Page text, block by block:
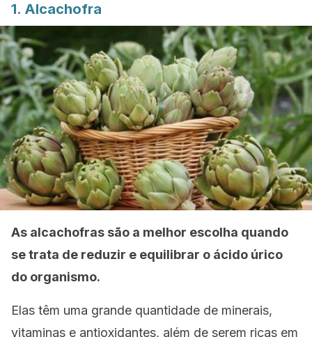
1. Alcachofra
As alcachofras são a melhor escolha quando
se trata de reduzir e equilibrar o ácido úrico
do organismo.
Elas têm uma grande quantidade de minerais,
vitaminas e antioxidantes, além de serem ricas em